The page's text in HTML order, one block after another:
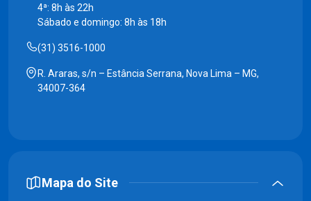
4ª: 8h às 22h
Sábado e domingo: 8h às 18h
(31) 3516-1000
R. Araras, s/n – Estância Serrana, Nova Lima – MG,
34007-364
Mapa do Site